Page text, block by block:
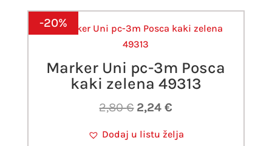
-20%
Marker Uni pc-3m Posca
kaki zelena 49313
2,80€ Izvorna
bila
2,24€
je:
Dodaj u listu želja